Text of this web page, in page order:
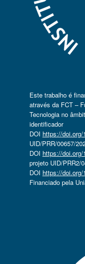
Este trabalho é
através da FCT –
Tecnologia no
identificador
DOI https://doi.org/
UID/PRR/00657/
DOI https://doi.org/
projeto UID/PRR2/
DOI https://doi.org/
Financiado pela